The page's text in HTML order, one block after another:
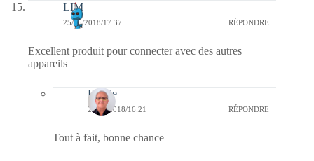
LIM
25/05/2018/17:37 RÉPONDRE
Excellent produit pour connecter avec des autres
appareils
Bernie
27/05/2018/16:21 RÉPONDRE
Tout à fait, bonne chance